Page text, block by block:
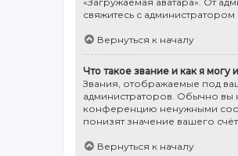
свяжитесь с
Вернуться к началу
Что такое звание и как я могу
Звания, отображаемые под
администраторов. Обычно вы
конференцию ненужными
понизят значение вашего
Вернуться к началу